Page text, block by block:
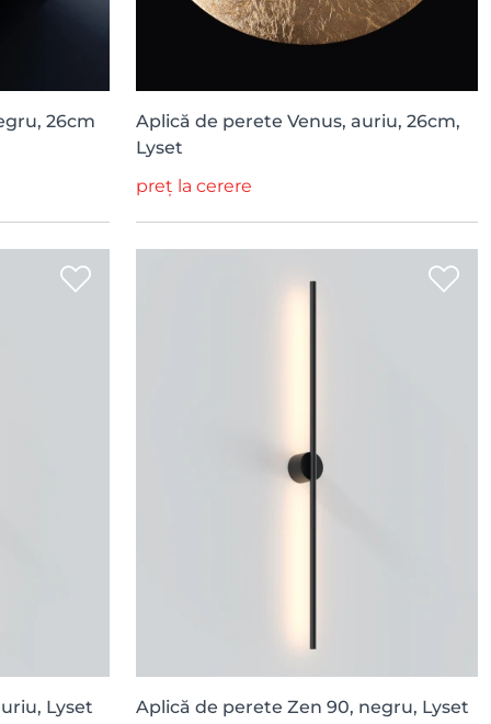
26cm
Aplică de perete Venus, auriu, 26cm,
Lyset
preț la cerere
Lyset Aplică de perete Zen 90, negru, Lyset